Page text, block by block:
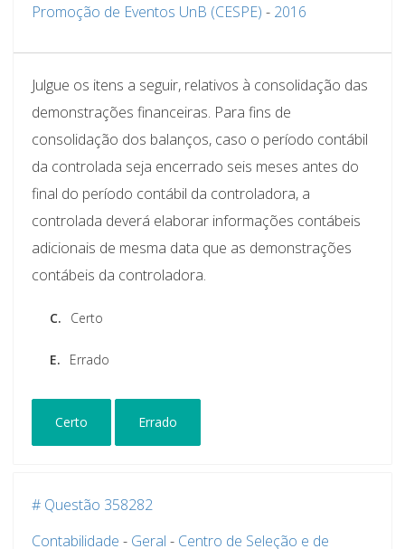
Promoção de Eventos UnB (CESPE) - 2016
Julgue os itens a seguir, relativos à consolidação das
demonstrações financeiras. Para fins de
consolidação dos balanços, caso o período contábil
da controlada seja encerrado seis meses antes do
final do período contábil da controladora, a
controlada deverá elaborar informações contábeis
adicionais de mesma data que as demonstrações
contábeis da controladora.
C. Certo
E. Errado
Certo Errado
# Questão 358282
Contabilidade - Geral - Centro de Seleção e de